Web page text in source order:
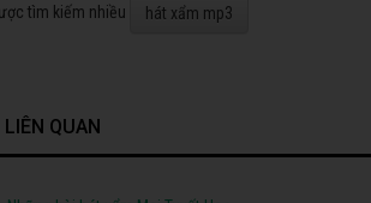
tìm kiếm nhiều hát xẩm mp3
QUAN